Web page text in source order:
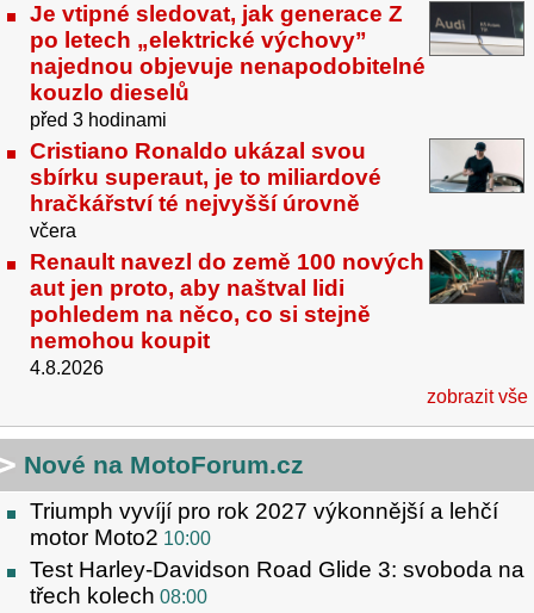
Je vtipné sledovat, jak generace Z
po letech „elektrické výchovy”
najednou objevuje nenapodobitelné
kouzlo dieselů
před 3 hodinami
Cristiano Ronaldo ukázal svou
sbírku superaut, je to miliardové
hračkářství té nejvyšší úrovně
včera
Renault navezl do země 100 nových
aut jen proto, aby naštval lidi
pohledem na něco, co si stejně
nemohou koupit
4.8.2026
zobrazit vše
Nové na MotoForum.cz
Triumph vyvíjí pro rok 2027 výkonnější a lehčí
motor Moto2 10:00
Test Harley-Davidson Road Glide 3: svoboda na
třech kolech 08:00